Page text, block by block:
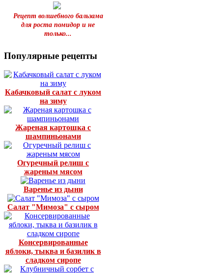
Рецепт волшебного бальзама
для роста помидор и не
только...
Популярные рецепты
Кабачковый салат с луком
на зиму
Жареная картошка с
шампиньонами
Огуречный релиш с
жареным мясом
Варенье из дыни
Салат "Мимоза" с сыром
Консервированные
яблоки, тыква и базилик в
сладком сиропе